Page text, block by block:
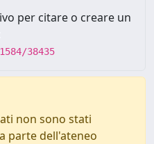
per citare o creare un
38435
non sono stati
parte dell'ateneo